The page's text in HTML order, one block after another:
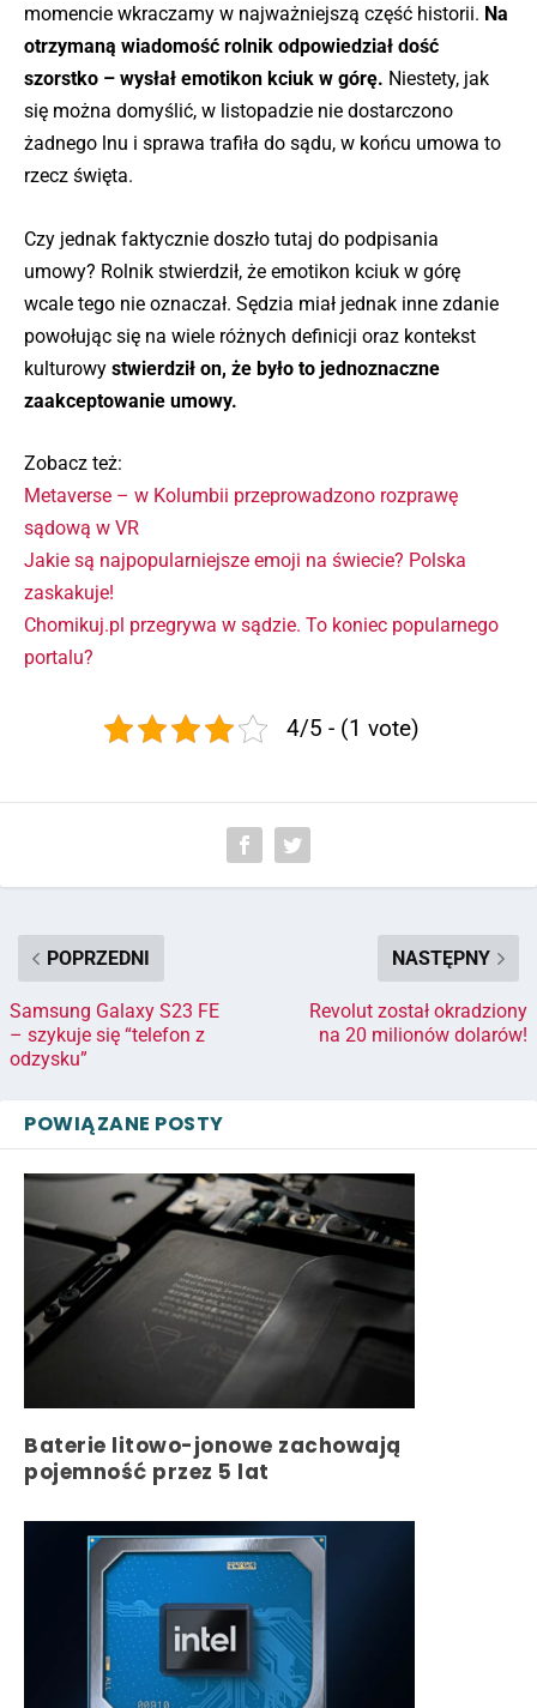
momencie wkraczamy w najważniejszą część historii. Na
otrzymaną wiadomość rolnik odpowiedział dość
szorstko – wysłał emotikon kciuk w górę. Niestety, jak
się można domyślić, w listopadzie nie dostarczono
żadnego lnu i sprawa trafiła do sądu, w końcu umowa to
rzecz święta.
Czy jednak faktycznie doszło tutaj do podpisania
umowy? Rolnik stwierdził, że emotikon kciuk w górę
wcale tego nie oznaczał. Sędzia miał jednak inne zdanie
powołując się na wiele różnych definicji oraz kontekst
kulturowy stwierdził on, że było to jednoznaczne
zaakceptowanie umowy.
Zobacz też:
Metaverse – w Kolumbii przeprowadzono rozprawę
sądową w VR
Jakie są najpopularniejsze emoji na świecie? Polska
zaskakuje!
Chomikuj.pl przegrywa w sądzie. To koniec popularnego
portalu?
4/5 - (1 vote)
POPRZEDNI
Samsung Galaxy S23 FE
– szykuje się “telefon z
odzysku”
NASTĘPNY
Revolut został okradziony
na 20 milionów dolarów!
POWIĄZANE POSTY
Baterie litowo-jonowe zachowają
pojemność przez 5 lat